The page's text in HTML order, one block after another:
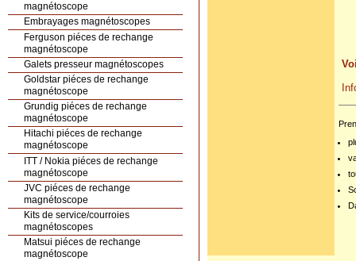
magnétoscope
Embrayages magnétoscopes
Ferguson piéces de rechange
magnétoscope
Galets presseur magnétoscopes
Goldstar piéces de rechange
magnétoscope
Grundig piéces de rechange
magnétoscope
Hitachi piéces de rechange
magnétoscope
ITT / Nokia piéces de rechange
magnétoscope
JVC piéces de rechange
magnétoscope
Kits de service/courroies
magnétoscopes
Matsui piéces de rechange
magnétoscope